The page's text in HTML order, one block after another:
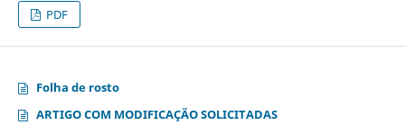
PDF
Folha de rosto
ARTIGO COM MODIFICAÇÃO SOLICITADAS